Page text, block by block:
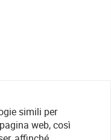
simili per
web, così